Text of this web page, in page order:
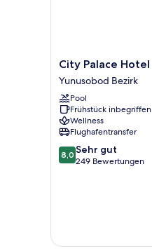
City
Palace
Hotel
Yunusobod
Bezirk
City Palace Hotel
Yunusobod Bezirk
Pool
Frühstück inbegriffen
Wellness
Flughafentransfer
8.0
von
8,0 Sehr gut
249 Bewertungen